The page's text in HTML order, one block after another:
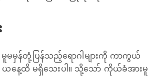
မမှန်တုံ့ပြန်သည့်ရောဂါများကို ကာကွယ်
ယနေ့ထိ မရှိသေးပါ။ သို့သော် ကိုယ်ခံအားမူ